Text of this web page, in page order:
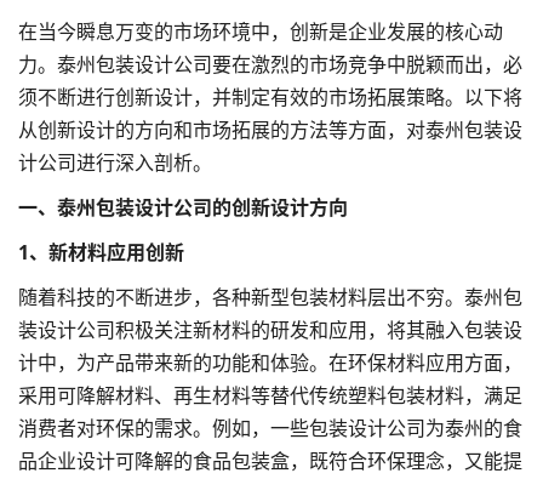
在当今瞬息万变的市场环境中，创新是企业发展的核心动
力。泰州包装设计公司要在激烈的市场竞争中脱颖而出，必
须不断进行创新设计，并制定有效的市场拓展策略。以下将
从创新设计的方向和市场拓展的方法等方面，对泰州包装设
计公司进行深入剖析。
一、 泰州包装设计公司的创新设计方向
1、新材料应用创新
随着科技的不断进步，各种新型包装材料层出不穷。泰州包
装设计公司积极关注新材料的研发和应用，将其融入包装设
计中，为产品带来新的功能和体验。在环保材料应用方面，
采用可降解材料、再生材料等替代传统塑料包装材料，满足
消费者对环保的需求。例如，一些包装设计公司为泰州的食
品企业设计可降解的食品包装盒，既符合环保理念，又能提